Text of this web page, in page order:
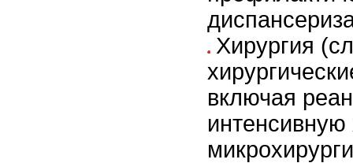
Хирургия
включая